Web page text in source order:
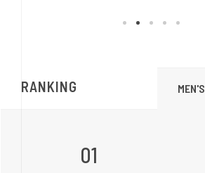
RANKING MEN'S
01